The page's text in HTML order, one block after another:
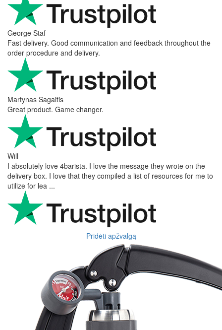
George Staf
Fast delivery. Good communication and feedback throughout the
order procedure and delivery.
Martynas Sagaitis
Great product. Game changer.
Will
I absolutely love 4barista. I love the message they wrote on the
delivery box. I love that they compiled a list of resources for me to
utilize for lea ...
Pridėti apžvalgą